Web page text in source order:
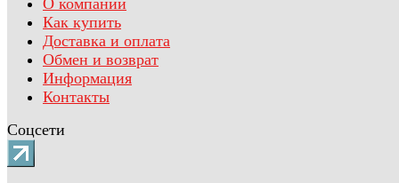
Как купить
Доставка и оплата
Обмен и возврат
Информация
Контакты
Соцсети